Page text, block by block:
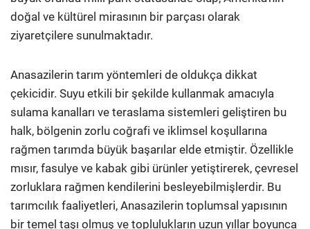
doğal ve kültürel mirasının bir parçası olarak
ziyaretçilere sunulmaktadır.
Anasazilerin tarım yöntemleri de oldukça dikkat
çekicidir. Suyu etkili bir şekilde kullanmak amacıyla
sulama kanalları ve teraslama sistemleri geliştiren bu
halk, bölgenin zorlu coğrafi ve iklimsel koşullarına
rağmen tarımda büyük başarılar elde etmiştir. Özellikle
mısır, fasulye ve kabak gibi ürünler yetiştirerek, çevresel
zorluklara rağmen kendilerini besleyebilmişlerdir. Bu
tarımcılık faaliyetleri, Anasazilerin toplumsal yapısının
bir temel taşı olmuş ve toplulukların uzun yıllar boyunca